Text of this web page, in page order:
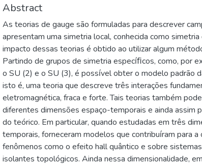
Abstract
As teorias de gauge são formuladas para descrever
apresentam uma simetria local, conhecida como
impacto dessas teorias é obtido ao utilizar algum
Partindo de grupos de simetria especı́ﬁcos, como, por
o SU (2) e o SU (3), é possı́vel obter o modelo padrão
isto é, uma teoria que descreve três interações
eletromagnética, fraca e forte. Tais teorias também
diferentes dimensões espaço-temporais e ainda assim
do teórico. Em particular, quando estudadas em três
temporais, forneceram modelos que contribuı́ram para
fenômenos como o efeito hall quântico e sobre
isolantes topológicos. Ainda nessa dimensionalidade,